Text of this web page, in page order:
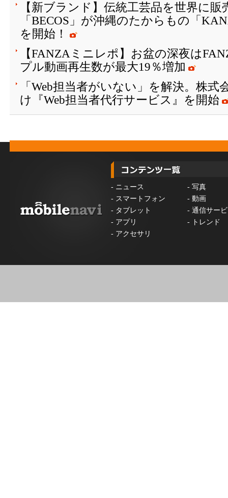
【新ブランド】伝統工芸品を世界に販
「BECOS」が沖縄のたからもの「
を開始！
【FANZAミニレポ】お盆の深夜は
プル動画再生数が最大19％増加
「Web担当者がいない」を解決。株式
け『Web担当者代行サービス』を開始
- ニュース - 写真
- スマートフォン - 動画
- タブレット - 通信サー
- アプリ -
トレンド
- アクセサリ